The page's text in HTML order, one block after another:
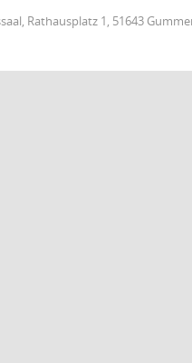
Rathausplatz 1, 51643